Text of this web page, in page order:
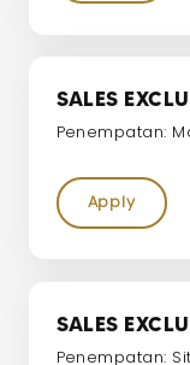
SALES
Penempatan:
Apply
SALES
Penempatan: